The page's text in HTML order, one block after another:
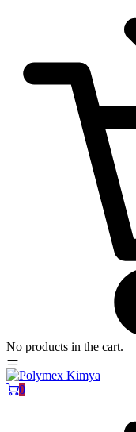
No products in the cart.
0